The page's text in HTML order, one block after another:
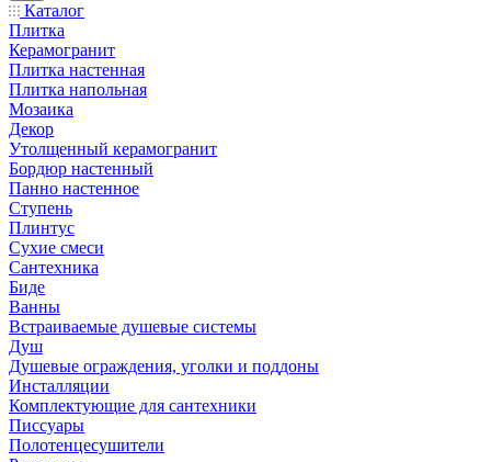
Каталог
Плитка
Керамогранит
Плитка настенная
Плитка напольная
Мозаика
Декор
Утолщенный керамогранит
Бордюр настенный
Панно настенное
Ступень
Плинтус
Сухие смеси
Сантехника
Биде
Ванны
Встраиваемые душевые системы
Душ
Душевые ограждения, уголки и поддоны
Инсталляции
Комплектующие для сантехники
Писсуары
Полотенцесушители